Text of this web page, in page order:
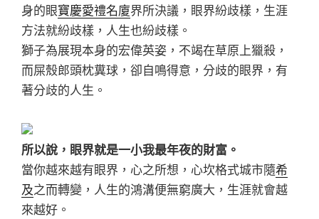
身的眼寶慶愛禮名廈界所決議，眼界紛歧樣，生涯
方法就紛歧樣，人生也紛歧樣。
獅子為展現本身的宏偉英姿，不竭在草原上獵殺，
而屎殼郎頭枕糞球，卻自鳴得意，分歧的眼界，有
著分歧的人生。
所以說，眼界就是一小我最年夜的財富。
當你越來越有眼界，心之所想，心坎格式城市隨希
及之而轉變，人生的鴻溝便無窮廣大，生涯就會越
來越好。